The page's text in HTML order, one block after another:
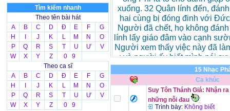
Tìm kiếm nhanh
Theo tên bài hát
A
B C D Đ E F
G
H
J K L M N
O
P
Q R S T U Ư
V
W
X Y Z
0 9
Theo ca sĩ
A
B C D Đ E F
G
H
J K L M N
O
P
Q R S T U Ư
V
W
X Y Z 0 9
15 Nhạc
Ca khúc
Suy Tôn Thánh Giá: Nhận
những nỗi đau
Trình bày: Không biết